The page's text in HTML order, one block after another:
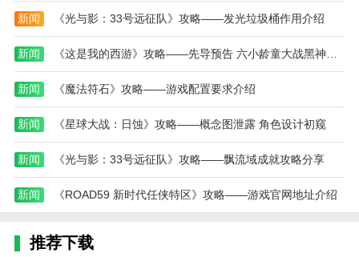
4.教会被偷的脏物如果不还，会导致艾克拒绝加入
5.两个人争果园，给那个交税的会获得一笔金币。
给有理的加兵员
6.征兵那里选择演讲会提士气，但不加兵员;花钱加
兵员;强征也加兵员，后面有个兵营进不去
7.如果把被审判的精灵救下来，会毒你的军队
8.主线推到地图右上角时花1000，就能得到一个饰
品
(获得很多金币)，第四章也要和海盗阵营战斗;而如果支
新闻 《光与影：33号远征队》攻略——发光垃圾桶作用介绍
新闻
新闻 《魔法符石》攻略——游戏配置要求介绍
新闻 《星球大战：日蚀》攻略——概念图泄露 角色设计初窥
新闻 《光与影：33号远征队》攻略——飘流域成就攻略分享
新闻 《ROAD59 新时代任侠特区》攻略——游戏官网地址介绍
推荐下载